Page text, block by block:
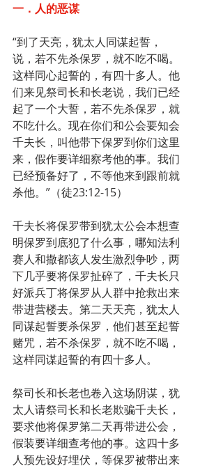
一．人的恶谋
“到了天亮，犹太人同谋起誓，
说，若不先杀保罗，就不吃不喝。
这样同心起誓的，有四十多人。他
们来见祭司长和长老说，我们已经
起了一个大誓，若不先杀保罗，就
不吃什么。现在你们和公会要知会
千夫长，叫他带下保罗到你们这里
来，假作要详细察考他的事。我们
已经预备好了，不等他来到跟前就
杀他。”（徒23:12-15）
千夫长将保罗带到犹太公会本想查
明保罗到底犯了什么事，哪知法利
赛人和撒都该人发生激烈争吵，两
下几乎要将保罗扯碎了，千夫长只
好派兵丁将保罗从人群中抢救出来
带进营楼去。第二天天亮，犹太人
同谋起誓要杀保罗，他们甚至起誓
赌咒，若不杀保罗，就不吃不喝，
这样同谋起誓的有四十多人。
祭司长和长老也卷入这场阴谋，犹
太人请祭司长和长老欺骗千夫长，
要求他将保罗第二天再带进公会，
假装要详细查考他的事。这四十多
人预先设好埋伏，等保罗被带出来